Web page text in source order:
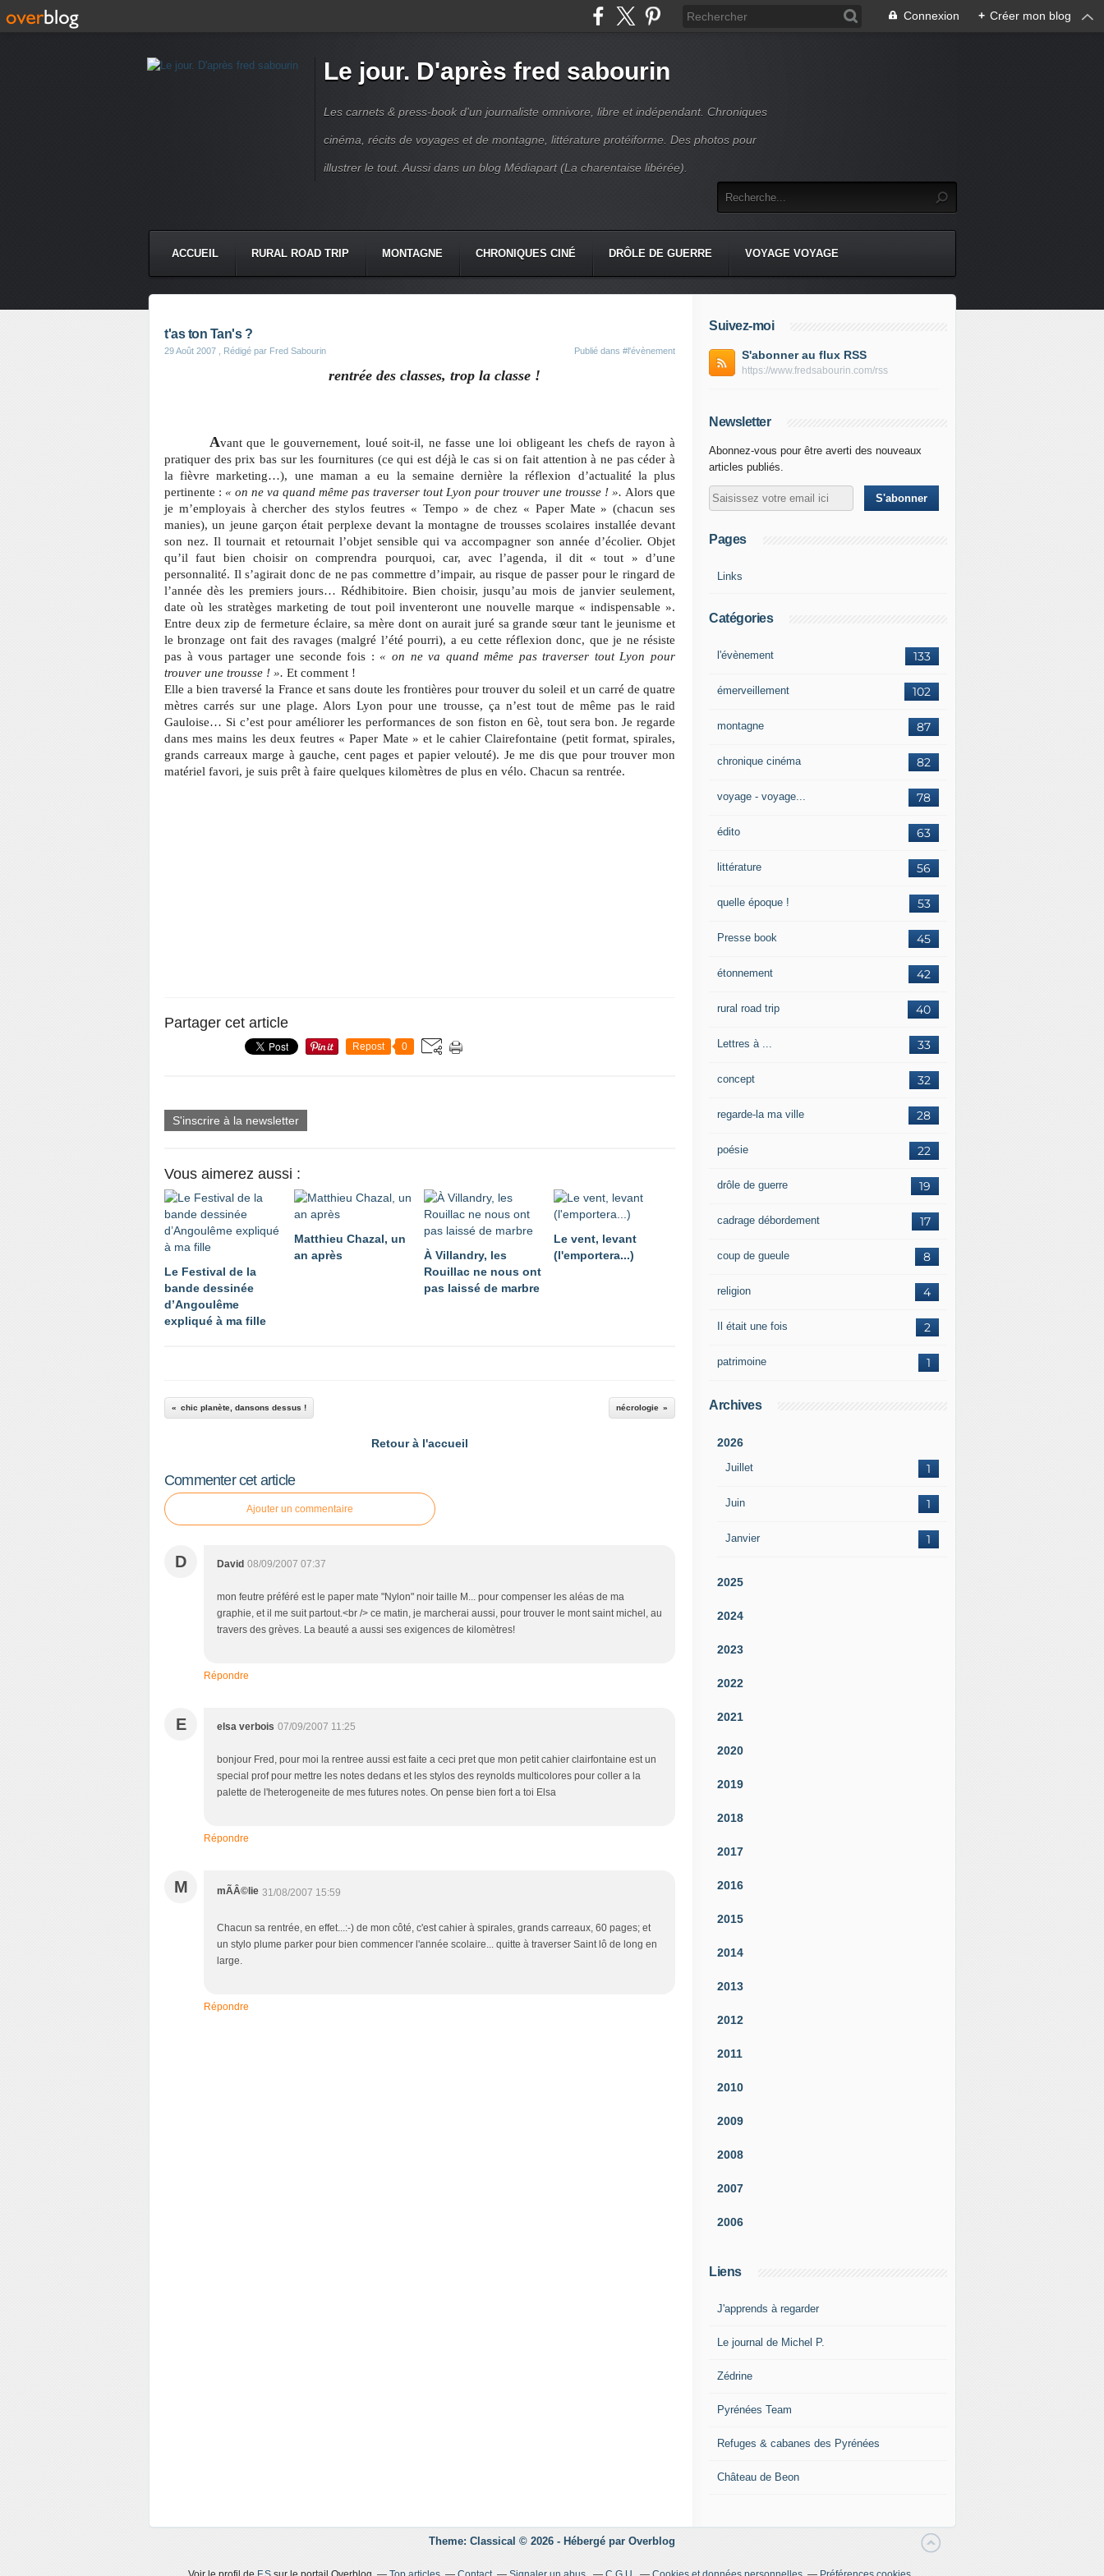
Connexion + Créer mon blog
Le jour. D'après fred sabourin
Les carnets & press-book d'un journaliste omnivore, libre et indépendant. Chroniques
cinéma, récits de voyages et de montagne, littérature protéiforme. Des photos pour
illustrer le tout. Aussi dans un blog Médiapart (La charentaise libérée).
ACCUEIL RURAL ROAD TRIP MONTAGNE CHRONIQUES CINÉ DRÔLE DE GUERRE VOYAGE VOYAGE
t'as ton Tan's ?
29 Août 2007 , Rédigé par Fred Sabourin Publié dans #l'évènement
rentrée des classes, trop la classe !
Avant que le gouvernement, loué soit-il, ne fasse une loi obligeant les chefs de rayon à
pratiquer des prix bas sur les fournitures (ce qui est déjà le cas si on fait attention à ne pas céder à
la fièvre marketing…), une maman a eu la semaine dernière la réflexion d’actualité la plus
pertinente : « on ne va quand même pas traverser tout Lyon pour trouver une trousse ! ». Alors que
je m’employais à chercher des stylos feutres « Tempo » de chez « Paper Mate » (chacun ses
manies), un jeune garçon était perplexe devant la montagne de trousses scolaires installée devant
son nez. Il tournait et retournait l’objet sensible qui va accompagner son année d’écolier. Objet
qu’il faut bien choisir on comprendra pourquoi, car, avec l’agenda, il dit « tout » d’une
personnalité. Il s’agirait donc de ne pas commettre d’impair, au risque de passer pour le ringard de
l’année dès les premiers jours… Rédhibitoire. Bien choisir, jusqu’au mois de janvier seulement,
date où les stratèges marketing de tout poil inventeront une nouvelle marque « indispensable ».
Entre deux zip de fermeture éclaire, sa mère dont on aurait juré sa grande sœur tant le jeunisme et
le bronzage ont fait des ravages (malgré l’été pourri), a eu cette réflexion donc, que je ne résiste
pas à vous partager une seconde fois : « on ne va quand même pas traverser tout Lyon pour
trouver une trousse ! ». Et comment !
Elle a bien traversé la France et sans doute les frontières pour trouver du soleil et un carré de quatre
mètres carrés sur une plage. Alors Lyon pour une trousse, ça n’est tout de même pas le raid
Gauloise… Si c’est pour améliorer les performances de son fiston en 6è, tout sera bon. Je regarde
dans mes mains les deux feutres « Paper Mate » et le cahier Clairefontaine (petit format, spirales,
grands carreaux marge à gauche, cent pages et papier velouté). Je me dis que pour trouver mon
matériel favori, je suis prêt à faire quelques kilomètres de plus en vélo. Chacun sa rentrée.
Partager cet article
Repost 0
S'inscrire à la newsletter
Vous aimerez aussi :
Le Festival de la
bande dessinée
d’Angoulême
expliqué à ma fille
Matthieu Chazal, un
an après
À Villandry, les
Rouillac ne nous ont
pas laissé de marbre
Le vent, levant
(l'emportera...)
chic planète, dansons dessus ! nécrologie
Retour à l'accueil
Commenter cet article
Ajouter un commentaire
D David 08/09/2007 07:37
mon feutre préféré est le paper mate "Nylon" noir taille M... pour compenser les aléas de ma
graphie, et il me suit partout.<br /> ce matin, je marcherai aussi, pour trouver le mont saint michel, au
travers des grèves. La beauté a aussi ses exigences de kilomètres!
Répondre
E elsa verbois 07/09/2007 11:25
bonjour Fred, pour moi la rentree aussi est faite a ceci pret que mon petit cahier clairfontaine est un
special prof pour mettre les notes dedans et les stylos des reynolds multicolores pour coller a la
palette de l'heterogeneite de mes futures notes. On pense bien fort a toi Elsa
Répondre
M mÃÂ©lie 31/08/2007 15:59
Chacun sa rentrée, en effet...:-) de mon côté, c'est cahier à spirales, grands carreaux, 60 pages; et
un stylo plume parker pour bien commencer l'année scolaire... quitte à traverser Saint lô de long en
large.
Répondre
Suivez-moi
S'abonner au flux RSS
https://www.fredsabourin.com/rss
Newsletter
Abonnez-vous pour être averti des nouveaux
articles publiés.
Pages
Links
Catégories
133
l'évènement
102
émerveillement
87
montagne
82
chronique cinéma
78
voyage - voyage...
63
édito
56
littérature
53
quelle époque !
45
Presse book
42
étonnement
40
rural road trip
33
Lettres à ...
32
concept
28
regarde-la ma ville
22
poésie
19
drôle de guerre
17
cadrage débordement
8
coup de gueule
4
religion
2
Il était une fois
1
patrimoine
Archives
2026
Juillet 1
Juin 1
Janvier 1
2025
2024
2023
2022
2021
2020
2019
2018
2017
2016
2015
2014
2013
2012
2011
2010
2009
2008
2007
2006
Liens
J'apprends à regarder
Le journal de Michel P.
Zédrine
Pyrénées Team
Refuges & cabanes des Pyrénées
Château de Beon
Theme: Classical © 2026 - Hébergé par Overblog